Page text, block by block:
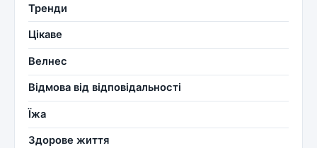
Тренди
Цікаве
Велнес
Відмова від відповідальності
Їжа
Здорове життя